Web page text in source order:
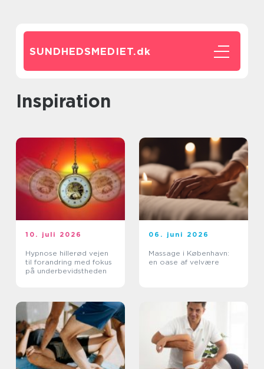
SUNDHEDSMEDIET.dk
inspiration
10. juli 2026
Hypnose hillerød vejen
til forandring med fokus
på underbevidstheden
06. juni 2026
Massage i København:
en oase af velvære